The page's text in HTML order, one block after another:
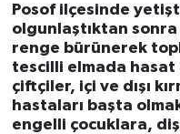
Posof ilçesinde
olgunlaştıktan sonra
renge bürünerek
tescilli elmada hasat
çiftçiler, içi ve dışı
hastaları başta
engelli çocuklara,